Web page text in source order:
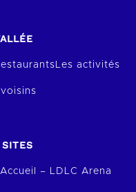
Les activités
Accueil – LDLC Arena